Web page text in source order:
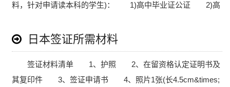
料，针对申请读本科的学生)： 1)高中毕业证公证 2)高
已.....日本签证所需材料
签证材料清单 1、护照 2、在留资格认定证明书及
其复印件 3、签证申请书 4、照片1张(长4.5cm&times;